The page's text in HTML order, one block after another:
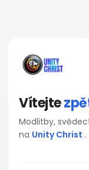
Vítejte
Modlitby,
na Unity Christ .